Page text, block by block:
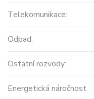
Telekomunikace:
Odpad:
Ostatní rozvody:
Energetická náročnost